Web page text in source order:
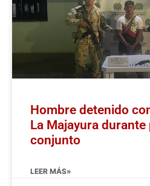
Hombre detenido
La Majayura
conjunto
LEER MÁS»